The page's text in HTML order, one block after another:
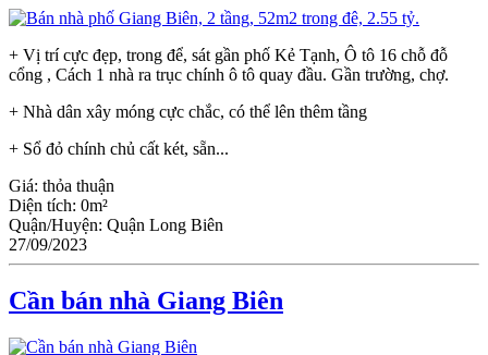
+ Vị trí cực đẹp, trong để, sát gần phố Kẻ Tạnh, Ô tô 16 chỗ đỗ
cổng , Cách 1 nhà ra trục chính ô tô quay đầu. Gần trường, chợ.
+ Nhà dân xây móng cực chắc, có thể lên thêm tầng
+ Sổ đỏ chính chủ cất két, sẵn...
Giá: thỏa thuận
Diện tích: 0m²
Quận/Huyện: Quận Long Biên
27/09/2023
Cần bán nhà Giang Biên